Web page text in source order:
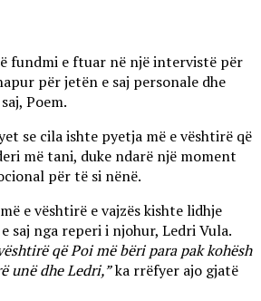
fundmi e ftuar në një intervistë për
për jetën e saj personale dhe
Poem.
se cila ishte pyetja më e vështirë që
më tani, duke ndarë një moment
për të si nënë.
e vështirë e vajzës kishte lidhje
saj nga reperi i njohur, Ledri Vula.
që Poi më bëri para pak kohësh
unë dhe Ledri,”ka rrëfyer ajo gjatë